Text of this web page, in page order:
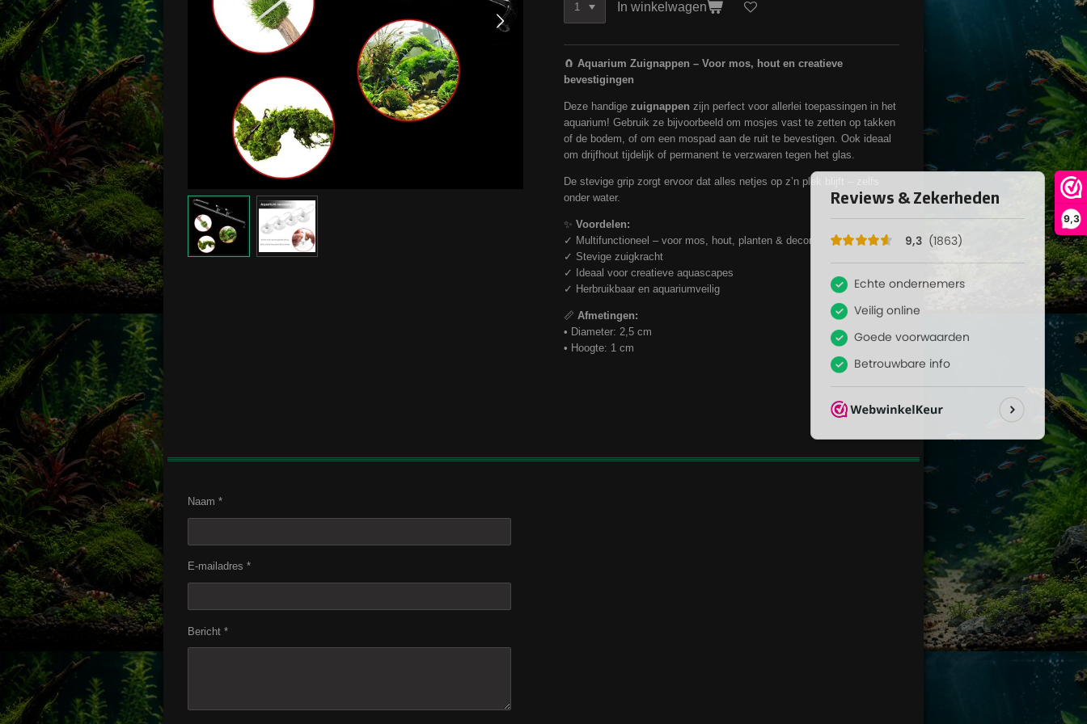
9,3
In winkelwagen
🧲 Aquarium Zuignappen – Voor mos, hout en creatieve
bevestigingen
Deze handige zuignappen zijn perfect voor allerlei toepassingen in het
aquarium! Gebruik ze bijvoorbeeld om mosjes vast te zetten op takken
of de bodem, of om een mospad aan de ruit te bevestigen. Ook ideaal
om drijfhout tijdelijk of permanent te verzwaren tegen het glas.
De stevige grip zorgt ervoor dat alles netjes op z’n plek blijft – zelfs
onder water.
✨ Voordelen:
✓ Multifunctioneel – voor mos, hout, planten & decor
✓ Stevige zuigkracht
✓ Ideaal voor creatieve aquascapes
✓ Herbruikbaar en aquariumveilig
📏 Afmetingen:
• Diameter: 2,5 cm
• Hoogte: 1 cm
Naam *
E-mailadres *
Bericht *